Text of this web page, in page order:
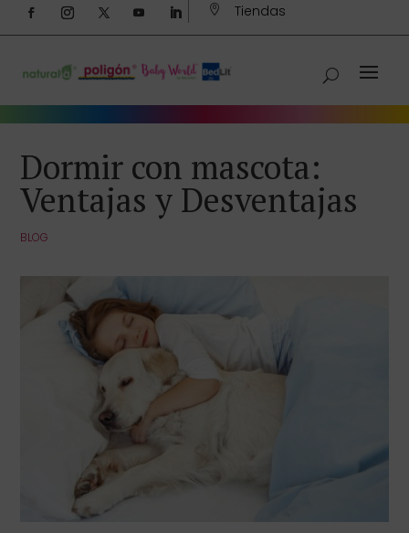
 Tiendas
Dormir con mascota:
Ventajas y Desventajas
BLOG